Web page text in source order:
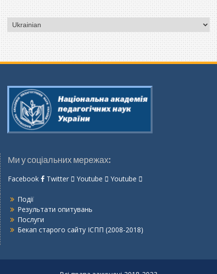
Вибрати
мову
Ми у соціальних мережах:
Facebook Twitter Youtube Youtube
Події
Результати опитувань
Послуги
Бекап старого сайту ІСПП (2008-2018)